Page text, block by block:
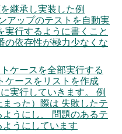
ップのテストを自動実
実行するように書くこと
の依存性が極力少なくな
ケースをリストを作成
実行していきます。 例
った）際は 失敗したテ
うにし、 問題のあるテ
うにしています